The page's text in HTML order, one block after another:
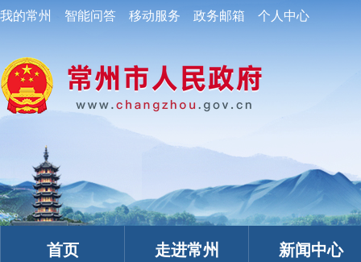
我的常州 智能问答 移动服务 政务邮箱 个人中心
首页 走进常州 新闻中心